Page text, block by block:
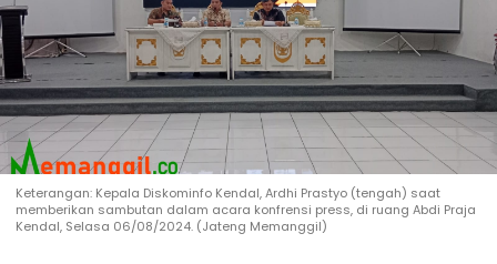
Keterangan: Kepala Diskominfo Kendal, Ardhi Prastyo (tengah) saat
memberikan sambutan dalam acara konfrensi press, di ruang Abdi Praja
Kendal, Selasa 06/08/2024. (Jateng Memanggil)